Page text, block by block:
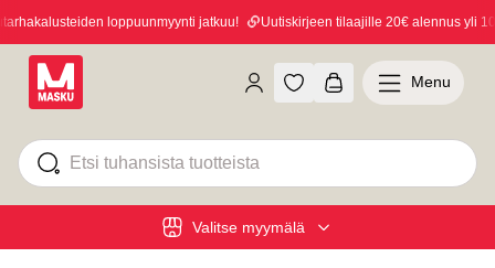
loppuunmyynti jatkuu! Uutiskirjeen tilaajille 20€ alennus yli
Valitse myymälä
Menu